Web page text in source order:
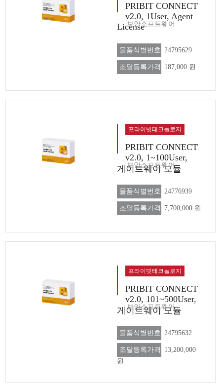
PRIBIT CONNECT
v2.0, 1User, Agent
License
보안소프트웨어
물품식별번호 24795629
조달등록가격 187,000 원
프라이빗테크놀로지
PRIBIT CONNECT
v2.0, 1~100User,
게이트웨이 모듈
보안소프트웨어
물품식별번호 24776939
조달등록가격 7,700,000 원
프라이빗테크놀로지
PRIBIT CONNECT
v2.0, 101~500User,
게이트웨이 모듈
보안소프트웨어
물품식별번호 24795632
조달등록가격
13,200,000
원